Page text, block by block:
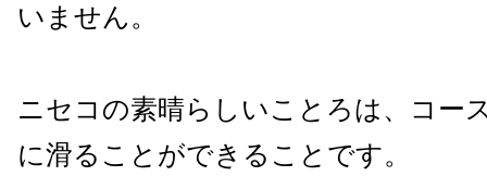
いません。
ニセコの素晴らしいことろは、コー
に滑ることができることです。